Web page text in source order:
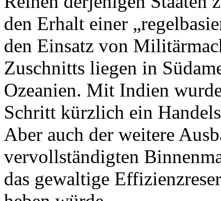
den Erhalt einer
den Einsatz von
Zuschnitts liegen in
Ozeanien. Mit Indien
Schritt kürzlich ein
Aber auch der weitere
vervollständigten
das gewaltige